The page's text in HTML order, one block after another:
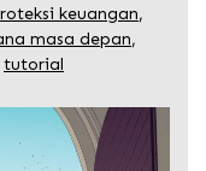
keuangan,
masa depan,
tutorial